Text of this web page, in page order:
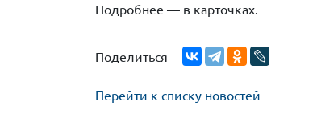
Подробнее — в карточках.
Поделиться
Перейти к списку новостей